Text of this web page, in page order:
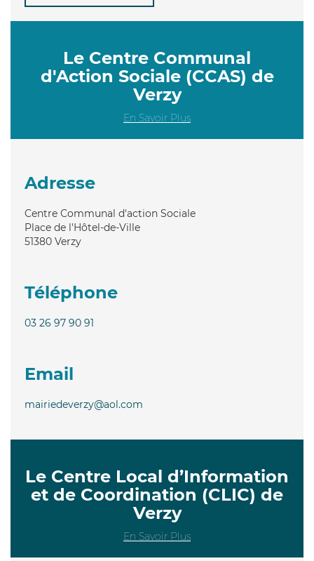
Le Centre Communal
d'Action Sociale (CCAS) de
Verzy
En Savoir Plus
Adresse
Centre Communal d'action Sociale
Place de l'Hôtel-de-Ville
51380 Verzy
Téléphone
03 26 97 90 91
Email
mairiedeverzy@aol.com
Le Centre Local d’Information
et de Coordination (CLIC) de
Verzy
En Savoir Plus